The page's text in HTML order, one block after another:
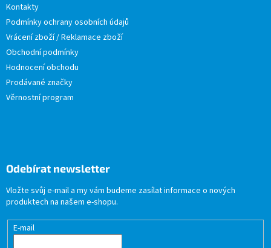
Kontakty
Podmínky ochrany osobních údajů
Vrácení zboží / Reklamace zboží
Obchodní podmínky
Hodnocení obchodu
Prodávané značky
Věrnostní program
Odebírat newsletter
Vložte svůj e-mail a my vám budeme zasílat informace o nových
produktech na našem e-shopu.
E-mail